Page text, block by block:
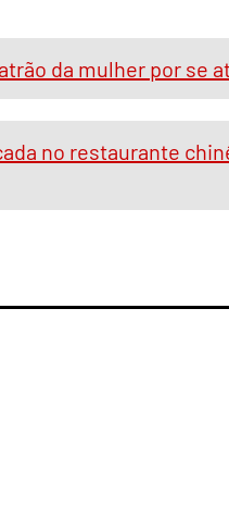
da mulher por se
no restaurante